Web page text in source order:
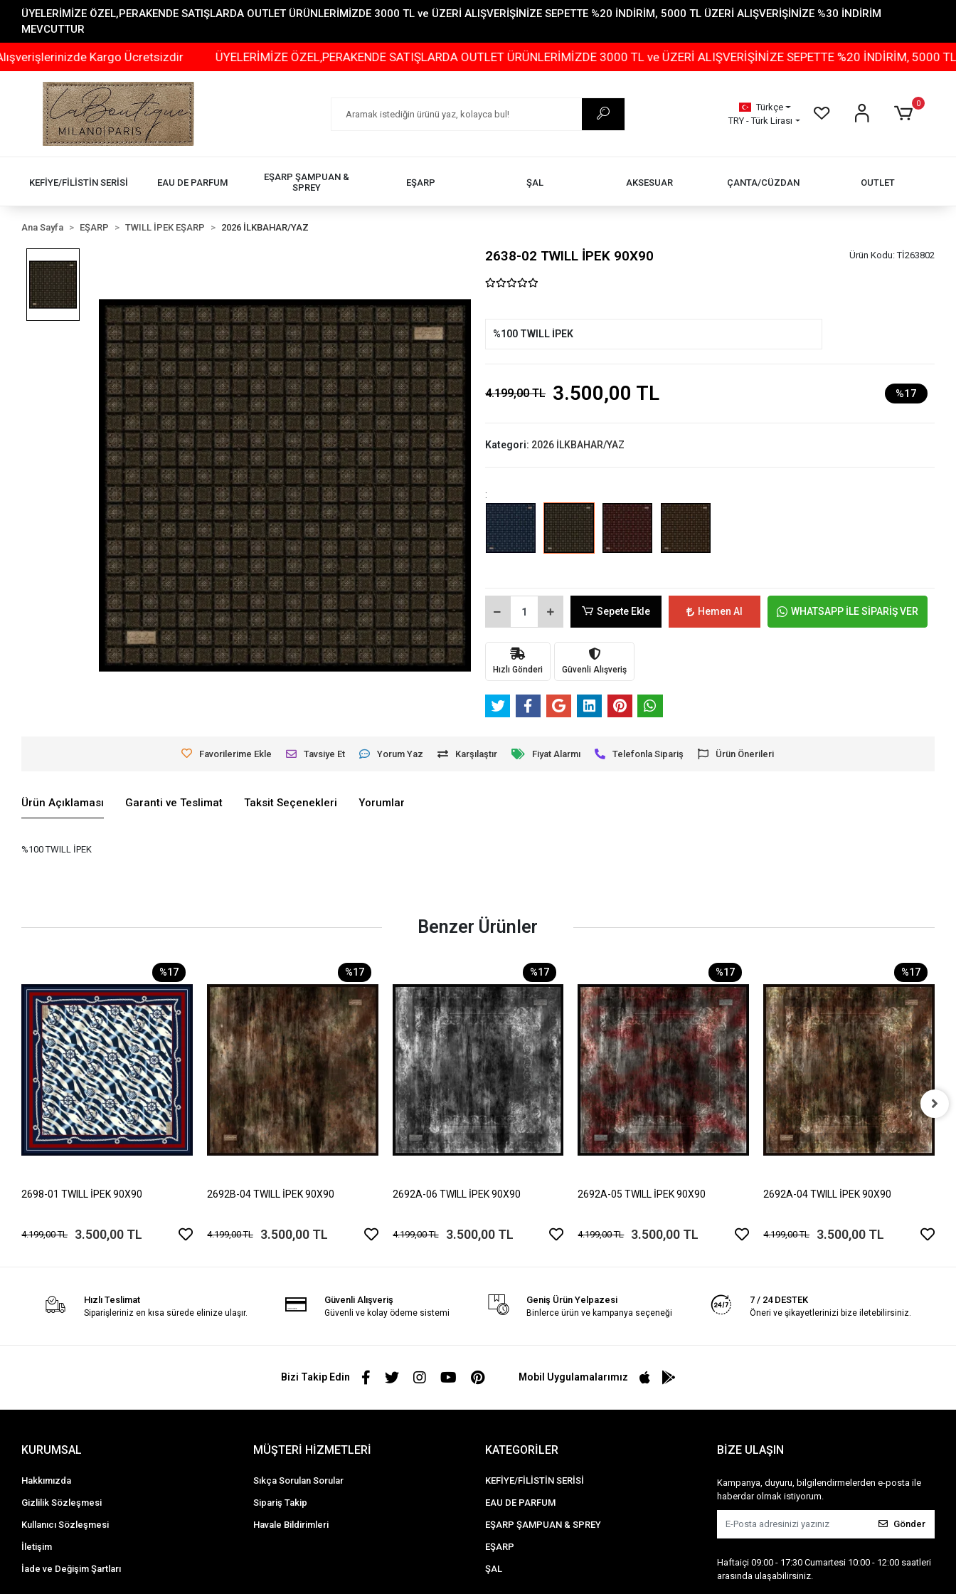
ÜYELERİMİZE ÖZEL,PERAKENDE SATIŞLARDA OUTLET ÜRÜNLERİMİZDE 3000 TL ve ÜZERİ ALIŞVERİŞİNİZE SEPETTE %20 İNDİRİM, 5000 TL ÜZERİ ALIŞVERİŞİNİZE %30 İNDİRİM
MEVCUTTUR
Kargo Ücretsizdir ÜYELERİMİZE ÖZEL,PERAKENDE SATIŞLARDA OUTLET ÜRÜNLERİMİZDE 3000 TL ve ÜZERİ ALIŞVERİŞİNİZE SEPETTE %20 İNDİRİM, 5000 TL ÜZERİ
Türkçe
TRY - Türk Lirası
0
KEFİYE/FİLİSTİN SERİSİ EAU DE PARFUM
EŞARP ŞAMPUAN &
SPREY
EŞARP ŞAL AKSESUAR ÇANTA/CÜZDAN OUTLET
Ana Sayfa EŞARP TWILL İPEK EŞARP 2026 İLKBAHAR/YAZ
2638-02 TWILL İPEK 90X90 Ürün Kodu:Tİ263802
%100 TWILL İPEK
4.199,00 TL 3.500,00 TL %17
Kategori: 2026 İLKBAHAR/YAZ
:
Sepete Ekle Hemen Al WHATSAPP İLE SİPARİŞ VER
Hızlı Gönderi Güvenli Alışveriş
Favorilerime Ekle Tavsiye Et Yorum Yaz Karşılaştır Fiyat Alarmı Telefonla Sipariş Ürün Önerileri
Ürün Açıklaması Garanti ve Teslimat Taksit Seçenekleri Yorumlar
%100 TWILL İPEK
Benzer Ürünler
%17
2698-01 TWILL İPEK 90X90
4.199,00 TL 3.500,00 TL
%17
2692B-04 TWILL İPEK 90X90
4.199,00 TL 3.500,00 TL
%17
2692A-06 TWILL İPEK 90X90
4.199,00 TL 3.500,00 TL
%17
2692A-05 TWILL İPEK 90X90
4.199,00 TL 3.500,00 TL
%17
2692A-04 TWILL İPEK 90X90
4.199,00 TL 3.500,00 TL
Hızlı Teslimat
Siparişleriniz en kısa sürede elinize ulaşır.
Güvenli Alışveriş
Güvenli ve kolay ödeme sistemi
Geniş Ürün Yelpazesi
Binlerce ürün ve kampanya seçeneği
7 / 24 DESTEK
Öneri ve şikayetlerinizi bize iletebilirsiniz.
Bizi Takip Edin Mobil Uygulamalarımız
KURUMSAL
Hakkımızda
Gizlilik Sözleşmesi
Kullanıcı Sözleşmesi
İletişim
İade ve Değişim Şartları
MÜŞTERİ HİZMETLERİ
Sıkça Sorulan Sorular
Sipariş Takip
Havale Bildirimleri
KATEGORİLER
KEFİYE/FİLİSTİN SERİSİ
EAU DE PARFUM
EŞARP ŞAMPUAN & SPREY
EŞARP
ŞAL
BİZE ULAŞIN
Kampanya, duyuru, bilgilendirmelerden e-posta ile
haberdar olmak istiyorum.
Gönder
Haftaiçi 09:00 - 17:30 Cumartesi 10:00 - 12:00 saatleri
arasında ulaşabilirsiniz.